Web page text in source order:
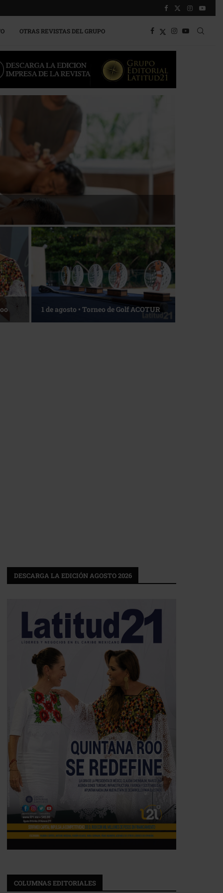
OTRAS REVISTAS DEL GRUPO
competitividad
La esencia del servicio
DESCARGA LA EDICIÓN AGOSTO 2026
COLUMNAS EDITORIALES